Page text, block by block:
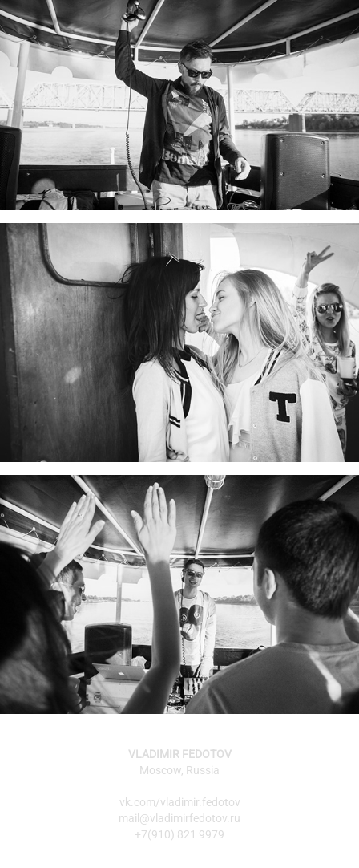
VLADIMIR FEDOTOV
Moscow, Russia
vk.com/vladimir.fedotov
mail@vladimirfedotov.ru
+7(910) 821 9979